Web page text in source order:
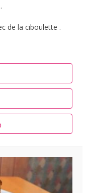
de la ciboulette .